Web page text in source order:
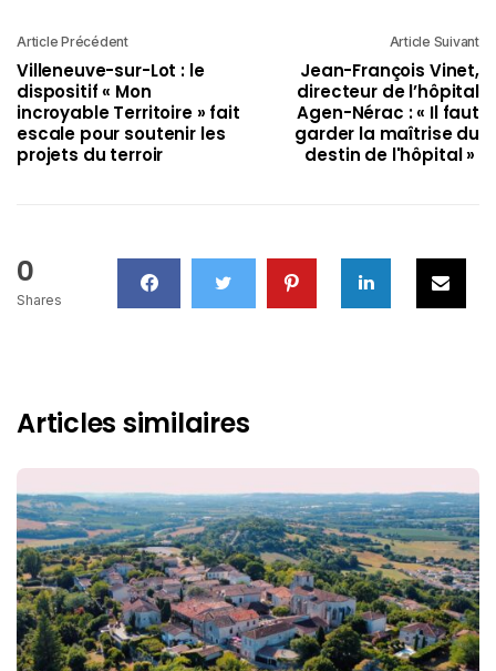
Article Précédent
Villeneuve-sur-Lot : le
dispositif « Mon
incroyable Territoire » fait
escale pour soutenir les
projets du terroir
Article Suivant
Jean-François Vinet,
directeur de l’hôpital
Agen-Nérac : « Il faut
garder la maîtrise du
destin de l'hôpital »
0
Shares
Articles similaires